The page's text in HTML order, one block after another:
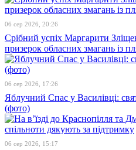
06 сер 2026, 20:26
Срібний успіх Маргарити
призерок обласних змагань із
06 сер 2026, 17:26
Яблучний Спас у Василівці:
(фото)
06 сер 2026, 15:17